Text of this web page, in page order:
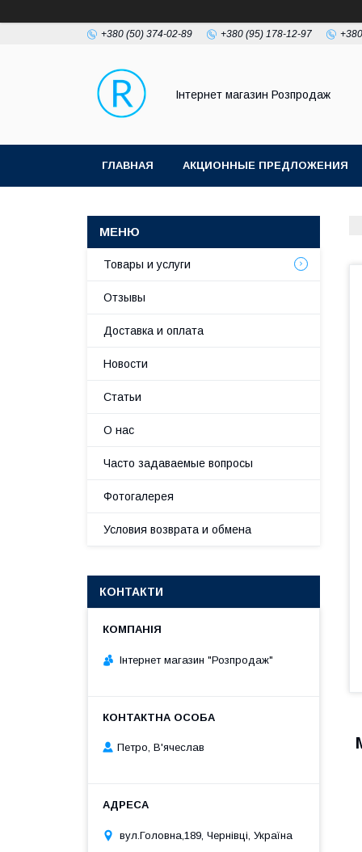
+380 (50) 374-02-89 +380 (95) 178-12-97
Інтернет магазин Розпродаж
ГЛАВНАЯ АКЦИОННЫЕ ПРЕДЛОЖЕНИЯ
Товары и услуги
Отзывы
Доставка и оплата
Новости
Статьи
О нас
Часто задаваемые вопросы
Фотогалерея
Условия возврата и обмена
КОНТАКТИ
Інтернет магазин "Розпродаж"
Петро, В'ячеслав
вул.Головна,189, Чернівці, Україна